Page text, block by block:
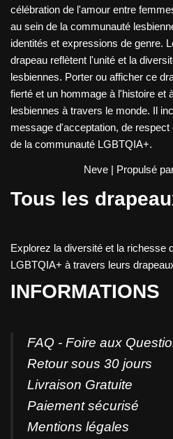
célébration de l'amour entre
au sein de la communauté
identités et expressions de genre.
drapeau reflètent l'unité et la
lesbiennes. Porter ou afficher ce
fierté et un hommage à l'histoire et
lesbiennes à travers le monde. Il
message d'acceptation, de
de la communauté LGBTQIA+.
Neve | Propulsé
Tous les
Explorez la diversité et la richesse
LGBTQIA+ à travers leurs
INFORMATIONS
FAQ - Foire aux
Retour sous 30 jours
Livraison Gratuite
Paiement sécurisé
Mentions légales